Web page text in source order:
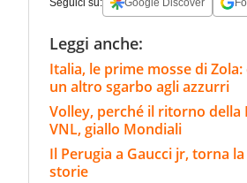
Seguici su: Google Discover
Leggi anche:
Italia, le prime mosse di
un altro sgarbo agli azzurri
Volley, perché il ritorno della
VNL, giallo Mondiali
Il Perugia a Gaucci jr, torna
storie